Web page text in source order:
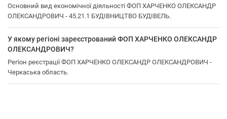
Основний вид економічної діяльності ФОП ХАРЧЕНКО ОЛЕКСАНДР
ОЛЕКСАНДРОВИЧ - 45.21.1 БУДІВНИЦТВО БУДІВЕЛЬ.
У якому регіоні зареєстрований ФОП ХАРЧЕНКО ОЛЕКСАНДР
ОЛЕКСАНДРОВИЧ?
Регіон реєстрації ФОП ХАРЧЕНКО ОЛЕКСАНДР ОЛЕКСАНДРОВИЧ -
Черкаська область.